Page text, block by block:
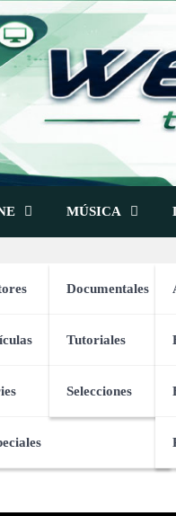
MÚSICA
Documentales
Tutoriales
Selecciones
(12x)